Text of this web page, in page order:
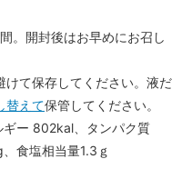
。開封後はお早めにお召し
けて保存してください。液だ
替えて保管してください。
ー 802kal、タンパク質
食塩相当量1.3ｇ